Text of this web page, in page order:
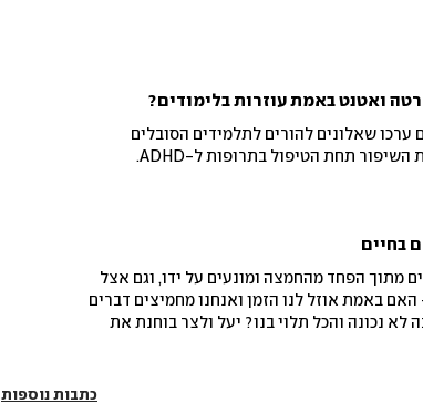
ואטנט באמת עוזרות בלימודים?
שאלונים להורים לתלמידים הסובלים
מהפרעות קשב וריכוז, מהם עולה מידת השיפור תחת הטיפול בתרופות ל-ADHD.
בחיים
פועלים מתוך הפחד מהחמצה ומונעים על ידו, וגם אצל
באמת אוזל לנו הזמן ואנחנו מחמיצים דברים
נכונה והכל תלוי בנו? יעל ולצר בוחנת את
כתבות נוספות